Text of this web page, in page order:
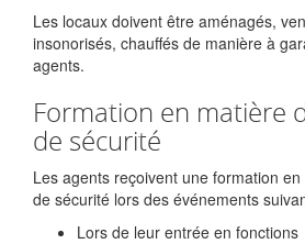
Les locaux doivent être aménagés,
insonorisés, chauffés de manière à
agents.
Formation en matière
de sécurité
Les agents reçoivent une formation
de sécurité lors des événements
Lors de leur entrée en fonctions